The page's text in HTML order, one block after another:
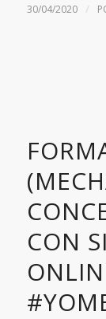
30/04/2020 /
CON